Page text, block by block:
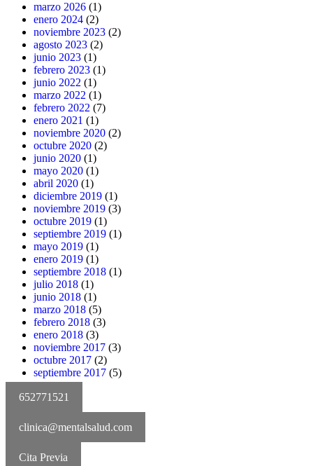
marzo 2026 (1)
enero 2024 (2)
noviembre 2023 (2)
agosto 2023 (2)
junio 2023 (1)
febrero 2023 (1)
junio 2022 (1)
marzo 2022 (1)
febrero 2022 (7)
enero 2021 (1)
noviembre 2020 (2)
octubre 2020 (2)
junio 2020 (1)
mayo 2020 (1)
abril 2020 (1)
diciembre 2019 (1)
noviembre 2019 (3)
octubre 2019 (1)
septiembre 2019 (1)
mayo 2019 (1)
enero 2019 (1)
septiembre 2018 (1)
julio 2018 (1)
junio 2018 (1)
marzo 2018 (5)
febrero 2018 (3)
enero 2018 (3)
noviembre 2017 (3)
octubre 2017 (2)
septiembre 2017 (5)
652771521
clinica@mentalsalud.com
Cita Previa